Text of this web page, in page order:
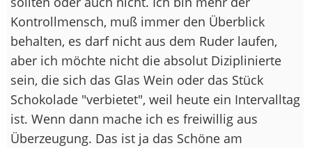
Kontrollmensch, muß immer den Überblick
behalten, es darf nicht aus dem Ruder laufen,
aber ich möchte nicht die absolut Diziplinierte
sein, die sich das Glas Wein oder das Stück
Schokolade "verbietet", weil heute ein Intervalltag
ist. Wenn dann mache ich es freiwillig aus
Überzeugung. Das ist ja das Schöne am